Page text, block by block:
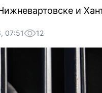
и
07:51 12